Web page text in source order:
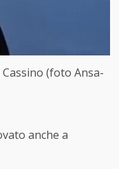
(foto Ansa-
anche a